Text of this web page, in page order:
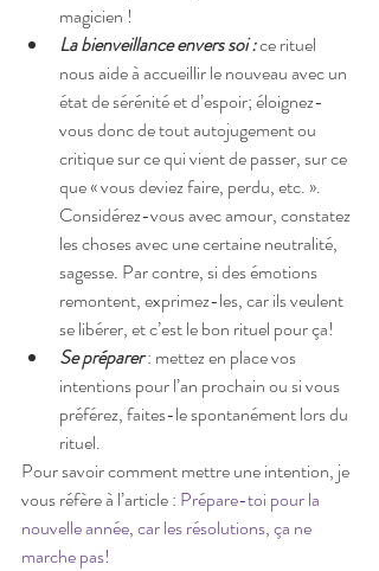
magicien !
La bienveillance envers soi : ce rituel
nous aide à accueillir le nouveau avec un
état de sérénité et d’espoir; éloignez-
vous donc de tout autojugement ou
critique sur ce qui vient de passer, sur ce
que « vous deviez faire, perdu, etc. ».
Considérez-vous avec amour, constatez
les choses avec une certaine neutralité,
sagesse. Par contre, si des émotions
remontent, exprimez-les, car ils veulent
se libérer, et c’est le bon rituel pour ça!
Se préparer : mettez en place vos
intentions pour l’an prochain ou si vous
préférez, faites-le spontanément lors du
rituel.
Pour savoir comment mettre une intention, je
vous réfère à l’article : Prépare-toi pour la
nouvelle année, car les résolutions, ça ne
marche pas!